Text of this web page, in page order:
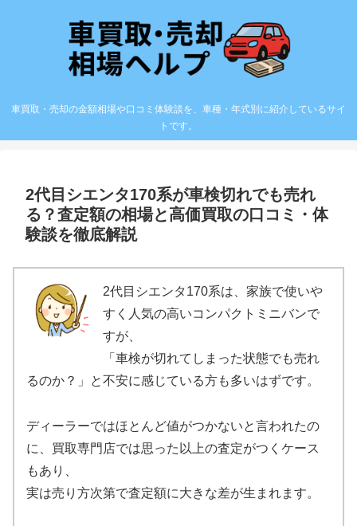
車買取・売却の金額相場や口コミ体験談を、車種・年式別に紹介しているサイ
トです。
2代目シエンタ170系が車検切れでも売れ
る？査定額の相場と高価買取の口コミ・体
験談を徹底解説
2代目シエンタ170系は、家族で使いや
すく人気の高いコンパクトミニバンで
すが、
「車検が切れてしまった状態でも売れ
るのか？」と不安に感じている方も多いはずです。
ディーラーではほとんど値がつかないと言われたの
に、買取専門店では思った以上の査定がつくケース
もあり、
実は売り方次第で査定額に大きな差が生まれます。